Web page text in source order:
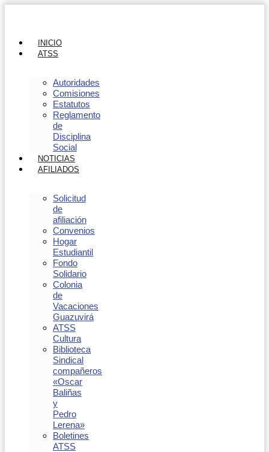
INICIO
ATSS
Autoridades
Comisiones
Estatutos
Reglamento
de
Disciplina
Social
NOTICIAS
AFILIADOS
Solicitud
de
afiliación
Convenios
Hogar
Estudiantil
Fondo
Solidario
Colonia
de
Vacaciones
Guazuvirá
ATSS
Cultura
Biblioteca
Sindical
compañeros
«Oscar
Baliñas
y
Pedro
Lerena»
Boletines
ATSS